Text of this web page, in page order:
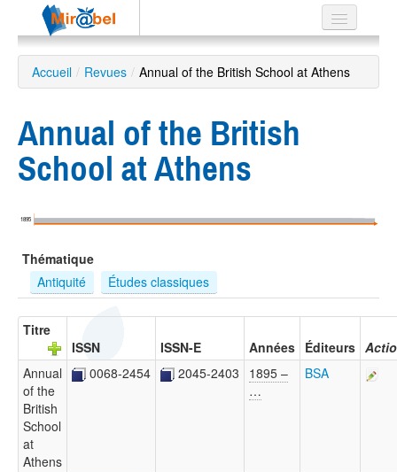
Le réseau
Soutien
Recherche
EN
ES
?
Accueil / Revues / Annual of the British School at Athens
Annual of the British
School at Athens
1895
Thématique
Antiquité
Études classiques
Titre
ISSN
ISSN-E Années Éditeurs
Annual
of the
British
School
at
Athens
0068-2454 2045-2403
1895 –
…
BSA